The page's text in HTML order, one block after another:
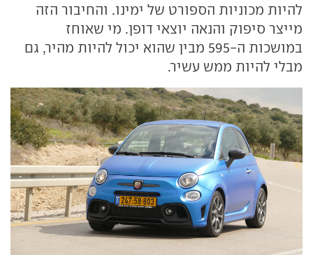
להיות מכוניות הספורט של ימינו. והחיבור הזה
מייצר סיפוק והנאה יוצאי דופן. מי שאוחז
במושכות ה-595 מבין שהוא יכול להיות מהיר, גם
מבלי להיות ממש עשיר.